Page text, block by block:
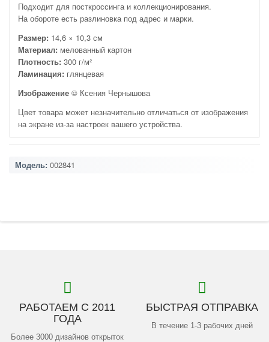
Подходит для посткроссинга и коллекционирования.
На обороте есть разлиновка под адрес и марки.
Размер: 14,6 × 10,3 см
Материал: мелованный картон
Плотность: 300 г/м²
Ламинация: глянцевая
Изображение © Ксения Чернышова
Цвет товара может незначительно отличаться от изображения
на экране из-за настроек вашего устройства.
Модель: 002841
РАБОТАЕМ С 2011
ГОДА
Более 3000 дизайнов открыток
БЫСТРАЯ ОТПРАВКА
В течение 1-3 рабочих дней